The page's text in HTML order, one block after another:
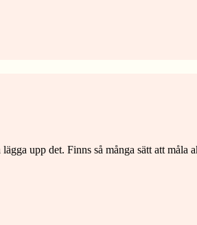
upp det. Finns så många sätt att